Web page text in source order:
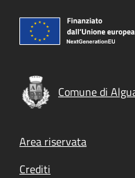
Comune di
Footer menu
Area riservata
Crediti